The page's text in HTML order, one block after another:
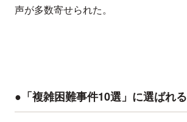
声が多数寄せられた。
●「複雑困難事件10選」に選ばれる